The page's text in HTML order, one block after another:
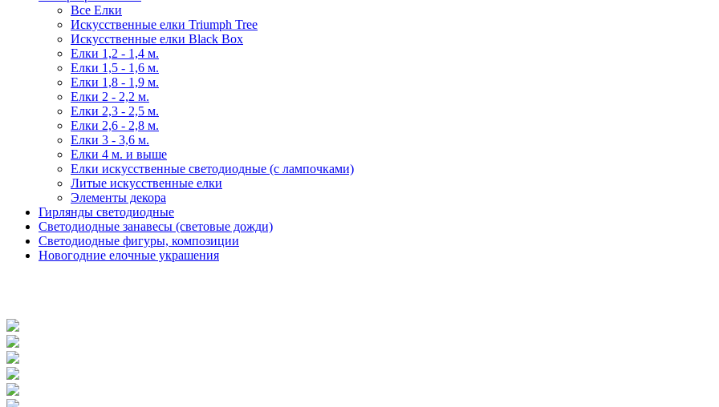
Все Елки
Искусственные елки Triumph Tree
Искусственные елки Black Box
Елки 1,2 - 1,4 м.
Елки 1,5 - 1,6 м.
Елки 1,8 - 1,9 м.
Елки 2 - 2,2 м.
Елки 2,3 - 2,5 м.
Елки 2,6 - 2,8 м.
Елки 3 - 3,6 м.
Елки 4 м. и выше
Елки искусственные светодиодные (с лампочками)
Литые искусственные елки
Элементы декора
Гирлянды светодиодные
Светодиодные занавесы (световые дожди)
Светодиодные фигуры, композиции
Новогодние елочные украшения